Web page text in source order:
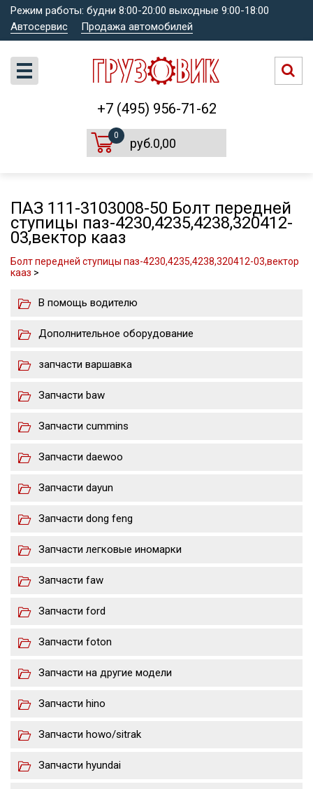
Режим работы: будни 8:00-20:00 выходные 9:00-18:00
Автосервис
Продажа автомобилей
+7 (495) 956-71-62
0
руб.0,00
ПАЗ 111-3103008-50 Болт передней
ступицы паз-4230,4235,4238,320412-
03,вектор кааз
Болт передней ступицы паз-4230,4235,4238,320412-03,вектор
кааз >
В помощь водителю
Дополнительное оборудование
запчасти варшавка
Запчасти baw
Запчасти cummins
Запчасти daewoo
Запчасти dayun
Запчасти dong feng
Запчасти легковые иномарки
Запчасти faw
Запчасти ford
Запчасти foton
Запчасти на другие модели
Запчасти hino
Запчасти howo/sitrak
Запчасти hyundai